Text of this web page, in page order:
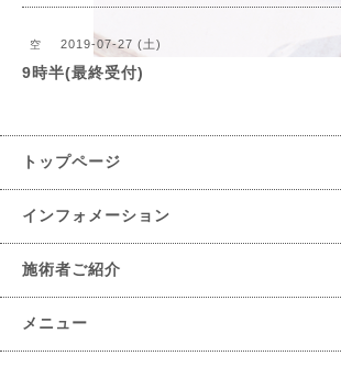
空 2019-07-27 (土)
9時半(最終受付)
トップページ
インフォメーション
施術者ご紹介
メニュー